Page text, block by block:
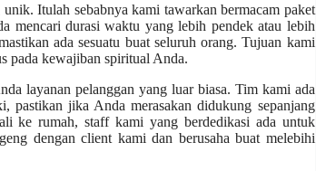
Itulah sebabnya kami tawarkan bermacam paket
mencari durasi waktu yang lebih pendek atau lebih
ada sesuatu buat seluruh orang. Tujuan kami
pada kewajiban spiritual Anda.
layanan pelanggan yang luar biasa. Tim kami ada
pastikan jika Anda merasakan didukung sepanjang
ke rumah, staff kami yang berdedikasi ada untuk
dengan client kami dan berusaha buat melebihi